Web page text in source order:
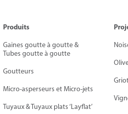
Produits
Gaines goutte à goutte &
Tubes goutte à goutte
Goutteurs
Micro-asperseurs et Micro-jets
Tuyaux & Tuyaux plats ‘Layflat’